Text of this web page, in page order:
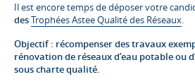
Il est encore temps de déposer votre
desTrophées Astee Qualité des Réseaux.
Objectif : récompenser des travaux
rénovation de réseaux d’eau potable ou
sous charte qualité.